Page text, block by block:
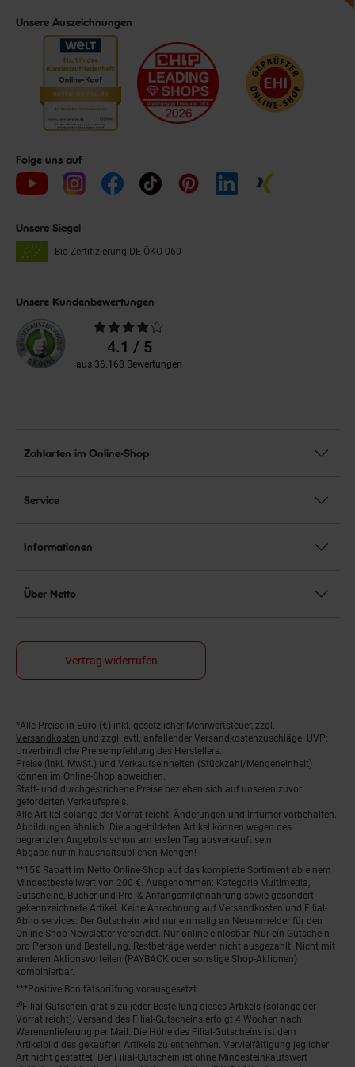
Unsere Auszeichnungen
Folge uns auf
Unsere Siegel
Bio Zertifizierung DE-ÖKO-060
Unsere Kundenbewertungen
Durchschnittliche
Bewertungen4.1 / 5
aus 36.168 Bewertungen
Zahlarten im Online-Shop
Service
Informationen
Über Netto
Vertrag widerrufen
Fußnoten
*Alle Preise in Euro (€) inkl. gesetzlicher Mehrwertsteuer, zzgl.
Versandkosten und zzgl. evtl. anfallender Versandkostenzuschläge. UVP:
Unverbindliche Preisempfehlung des Herstellers.
Preise (inkl. MwSt.) und Verkaufseinheiten (Stückzahl/Mengeneinheit)
können im Online-Shop abweichen.
Statt- und durchgestrichene Preise beziehen sich auf unseren zuvor
geforderten Verkaufspreis.
Alle Artikel solange der Vorrat reicht! Änderungen und Irrtümer vorbehalten.
Abbildungen ähnlich. Die abgebildeten Artikel können wegen des
begrenzten Angebots schon am ersten Tag ausverkauft sein.
Abgabe nur in haushaltsüblichen Mengen!
**15€ Rabatt im Netto Online-Shop auf das komplette Sortiment ab einem
Mindestbestellwert von 200 €. Ausgenommen: Kategorie Multimedia,
Gutscheine, Bücher und Pre- & Anfangsmilchnahrung sowie gesondert
gekennzeichnete Artikel. Keine Anrechnung auf Versandkosten und Filial-
Abholservices. Der Gutschein wird nur einmalig an Neuanmelder für den
Online-Shop-Newsletter versendet. Nur online einlösbar. Nur ein Gutschein
pro Person und Bestellung. Restbeträge werden nicht ausgezahlt. Nicht mit
anderen Aktionsvorteilen (PAYBACK oder sonstige Shop-Aktionen)
kombinierbar.
***Positive Bonitätsprüfung vorausgesetzt
²⁰Filial-Gutschein gratis zu jeder Bestellung dieses Artikels (solange der
Vorrat reicht). Versand des Filial-Gutscheins erfolgt 4 Wochen nach
Warenanlieferung per Mail. Die Höhe des Filial-Gutscheins ist dem
Artikelbild des gekauften Artikels zu entnehmen. Vervielfältigung jeglicher
Art nicht gestattet. Der Filial-Gutschein ist ohne Mindesteinkaufswert